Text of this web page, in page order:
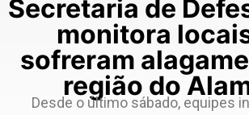
Secretaria de
monitora
sofreram
região do
Desde o último sábado, equipes